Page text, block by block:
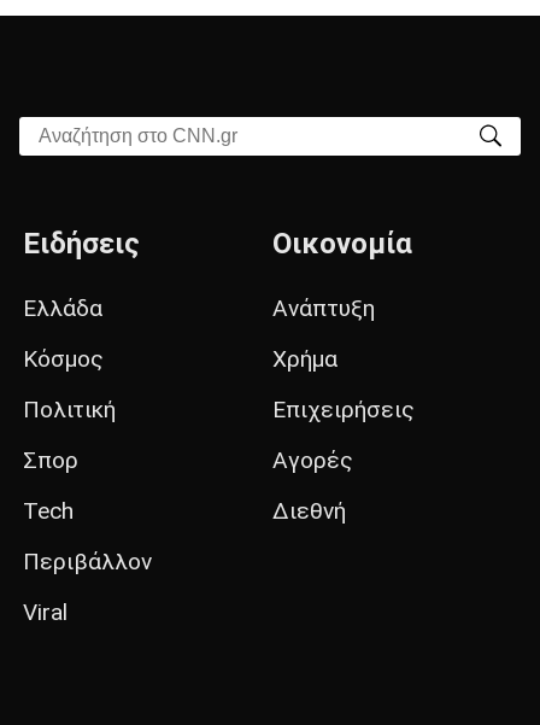
Αναζήτηση στο CNN.gr
Ειδήσεις
Ελλάδα
Κόσμος
Πολιτική
Σπορ
Tech
Περιβάλλον
Viral
Οικονομία
Ανάπτυξη
Χρήμα
Επιχειρήσεις
Αγορές
Διεθνή